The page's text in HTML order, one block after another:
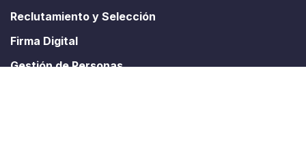
Reclutamiento y Selección
Firma Digital
Gestión de Personas